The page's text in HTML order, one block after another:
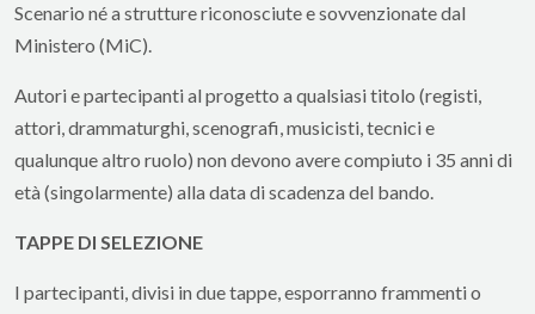
Scenario né a strutture riconosciute e sovvenzionate dal
Ministero (MiC).
Autori e partecipanti al progetto a qualsiasi titolo (registi,
attori, drammaturghi, scenografi, musicisti, tecnici e
qualunque altro ruolo) non devono avere compiuto i 35 anni di
età (singolarmente) alla data di scadenza del bando.
TAPPE DI SELEZIONE
I partecipanti, divisi in due tappe, esporranno frammenti o